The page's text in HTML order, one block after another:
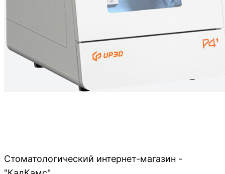
Стоматологический интернет-магазин -